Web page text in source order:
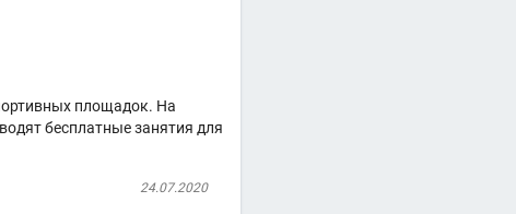
площадок. На
бесплатные занятия для
24.07.2020